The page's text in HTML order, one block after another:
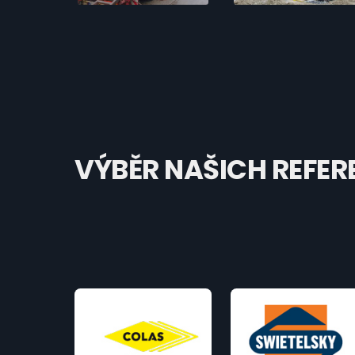
VÝBĚR NAŠICH